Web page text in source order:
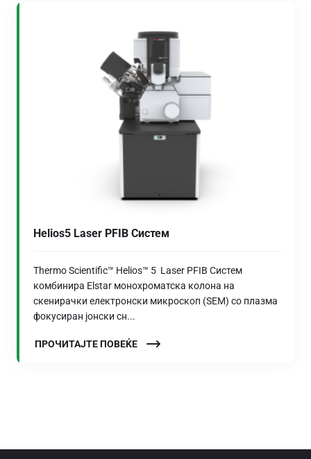
Helios5 Laser PFIB Систем
Thermo Scientific™ Helios™ 5 Laser PFIB Систем
комбинира Elstar монохроматска колона на
скенирачки електронски микроскоп (SEM) со плазма
фокусиран јонски сн...
ПРОЧИТАЈТЕ ПОВЕЌЕ